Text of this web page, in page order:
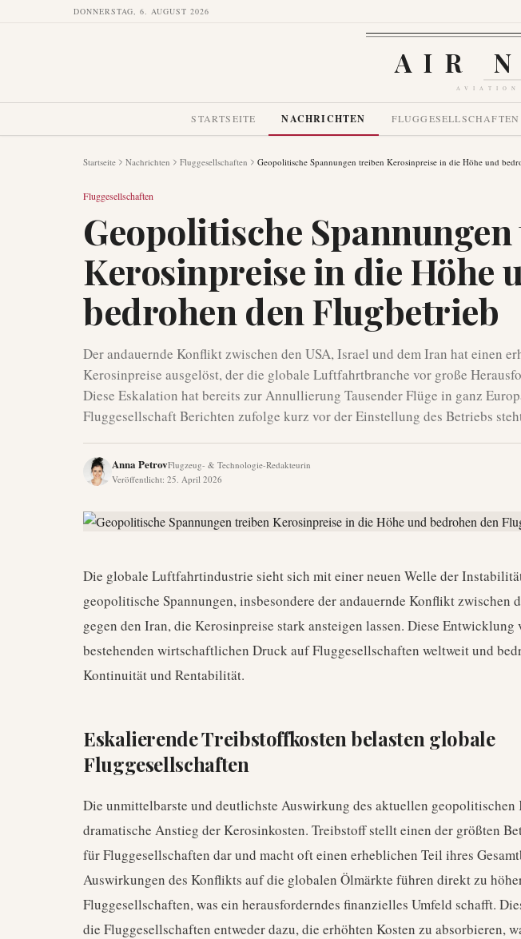
DONNERSTAG, 6. AUGUST 2026
AIR
AVIATION
STARTSEITE NACHRICHTEN FLUGGESELLSCHAFTEN
Startseite Nachrichten Fluggesellschaften Geopolitische Spannungen treiben Kerosinpreise in die Höhe und
Fluggesellschaften
Geopolitische
Kerosinpreise in die Höhe
bedrohen den Flugbetrieb
Der andauernde Konflikt zwischen den USA, Israel und dem Iran hat einen
Kerosinpreise ausgelöst, der die globale Luftfahrtbranche vor große
Diese Eskalation hat bereits zur Annullierung Tausender Flüge in ganz
Fluggesellschaft Berichten zufolge kurz vor der Einstellung des Betriebs
Anna PetrovFlugzeug- & Technologie-Redakteurin
Veröffentlicht: 25. April 2026
Die globale Luftfahrtindustrie sieht sich mit einer neuen Welle der
geopolitische Spannungen, insbesondere der andauernde Konflikt zwischen
gegen den Iran, die Kerosinpreise stark ansteigen lassen. Diese Entwicklung
bestehenden wirtschaftlichen Druck auf Fluggesellschaften weltweit und
Kontinuität und Rentabilität.
Eskalierende Treibstoffkosten belasten globale
Fluggesellschaften
Die unmittelbarste und deutlichste Auswirkung des aktuellen geopolitischen
dramatische Anstieg der Kerosinkosten. Treibstoff stellt einen der größten
für Fluggesellschaften dar und macht oft einen erheblichen Teil ihres
Auswirkungen des Konflikts auf die globalen Ölmärkte führen direkt zu
Fluggesellschaften, was ein herausforderndes finanzielles Umfeld schafft.
die Fluggesellschaften entweder dazu, die erhöhten Kosten zu absorbieren,